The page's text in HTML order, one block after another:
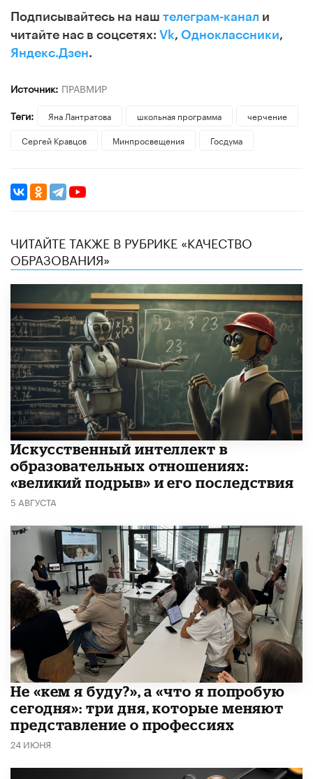
Подписывайтесь на наш телеграм-канал и
читайте нас в соцсетях: Vk, Одноклассники,
Яндекс.Дзен.
Источник: ПРАВМИР
Теги:
Яна Лантратова школьная программа
черчение
Сергей Кравцов
Минпросвещения Госдума
ЧИТАЙТЕ ТАКЖЕ В РУБРИКЕ «КАЧЕСТВО
ОБРАЗОВАНИЯ»
​Искусственный интеллект в
образовательных отношениях:
«великий подрыв» и его последствия
5 АВГУСТА
Не «кем я буду?», а «что я попробую
сегодня»: три дня, которые меняют
представление о профессиях
24 ИЮНЯ